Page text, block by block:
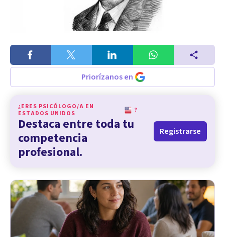
Priorízanos en
¿ERES PSICÓLOGO/A EN
ESTADOS UNIDOS
?
Destaca entre toda tu
competencia
profesional.
Registrarse